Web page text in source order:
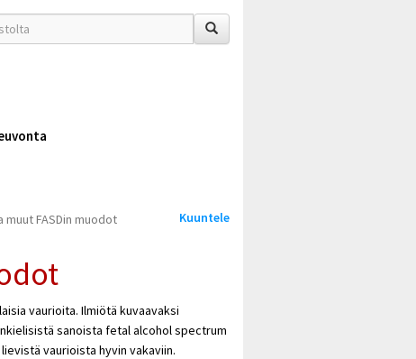
muut FASDin muodot Kuuntele
vaurioita. Ilmiötä kuvaavaksi
sanoista fetal alcohol spectrum
vaurioista hyvin vakaviin.